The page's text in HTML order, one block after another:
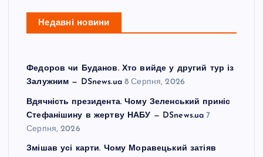
Недавні новини
Федоров чи Буданов. Хто вийде у другий тур із
Залужним — DSnews.ua 8 Серпня, 2026
Вдячність президента. Чому Зеленський приніс
Стефанішину в жертву НАБУ — DSnews.ua 7
Серпня, 2026
Змішав усі карти. Чому Моравецький затіяв